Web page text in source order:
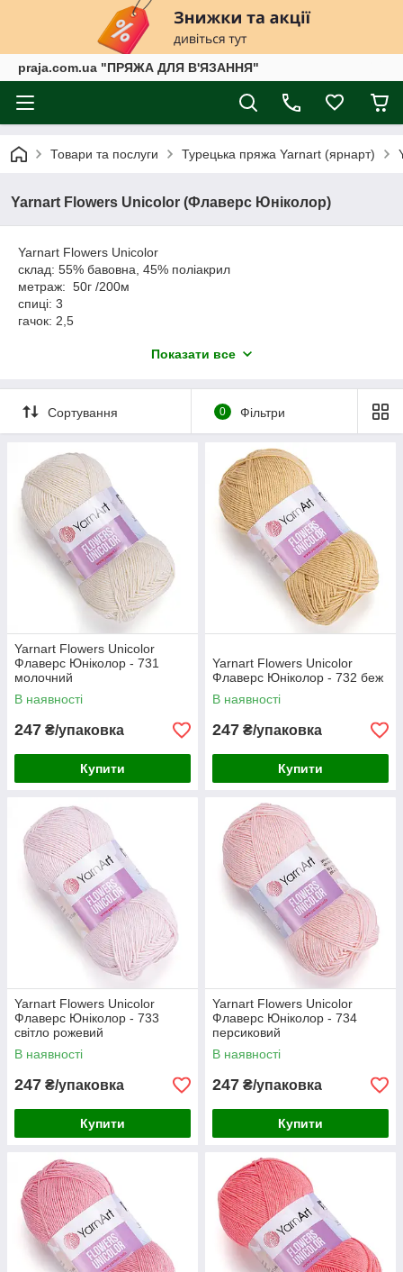
praja.com.ua "ПРЯЖА ДЛЯ В'ЯЗАННЯ"
Товари та послуги Турецька пряжа Yarnart (ярнарт)
Yarnart Flowers Unicolor (Флаверс Юніколор)
Yarnart Flowers Unicolor
склад: 55% бавовна, 45% поліакрил
метраж: 50г /200м
спиці: 3
гачок: 2,5
Yarnart Flowers Unicolor - літня пряжа з бавовною, м'яка,
З пряжі Флаверс Юніколор можна зв'язати літні кофтинки,
футболочки, плаття, спідниці, весняні шапочки, бандани, а
також іграшки та декор для дому.
Показати все
Сортування 0 Фільтри
Yarnart Flowers Unicolor
Флаверс Юніколор - 731
молочний
В наявності
247 ₴/упаковка
Купити
Yarnart Flowers Unicolor
Флаверс Юніколор - 732 беж
В наявності
247 ₴/упаковка
Купити
Yarnart Flowers Unicolor
Флаверс Юніколор - 733
світло рожевий
В наявності
247 ₴/упаковка
Купити
Yarnart Flowers Unicolor
Флаверс Юніколор - 734
персиковий
В наявності
247 ₴/упаковка
Купити